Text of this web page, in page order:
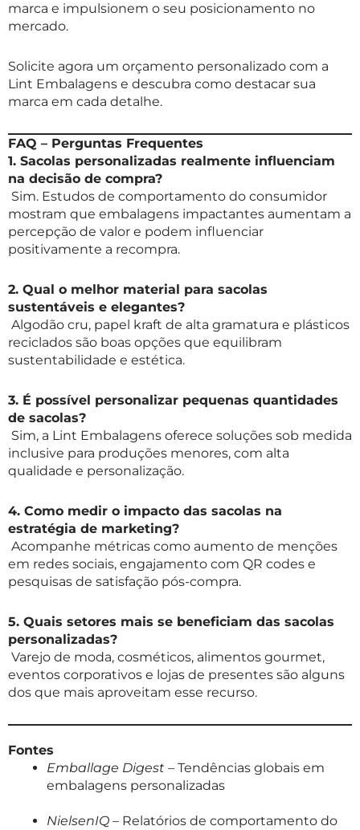
marca e impulsionem o seu posicionamento no
mercado.
Solicite agora um orçamento personalizado com a
Lint Embalagens e descubra como destacar sua
marca em cada detalhe.
FAQ – Perguntas Frequentes
1. Sacolas personalizadas realmente influenciam
na decisão de compra?
Sim. Estudos de comportamento do consumidor
mostram que embalagens impactantes aumentam a
percepção de valor e podem influenciar
positivamente a recompra.
2. Qual o melhor material para sacolas
sustentáveis e elegantes?
Algodão cru, papel kraft de alta gramatura e plásticos
reciclados são boas opções que equilibram
sustentabilidade e estética.
3. É possível personalizar pequenas quantidades
de sacolas?
Sim, a Lint Embalagens oferece soluções sob medida
inclusive para produções menores, com alta
qualidade e personalização.
4. Como medir o impacto das sacolas na
estratégia de marketing?
Acompanhe métricas como aumento de menções
em redes sociais, engajamento com QR codes e
pesquisas de satisfação pós-compra.
5. Quais setores mais se beneficiam das sacolas
personalizadas?
Varejo de moda, cosméticos, alimentos gourmet,
eventos corporativos e lojas de presentes são alguns
dos que mais aproveitam esse recurso.
Fontes
Emballage Digest – Tendências globais em
embalagens personalizadas
NielsenIQ – Relatórios de comportamento do